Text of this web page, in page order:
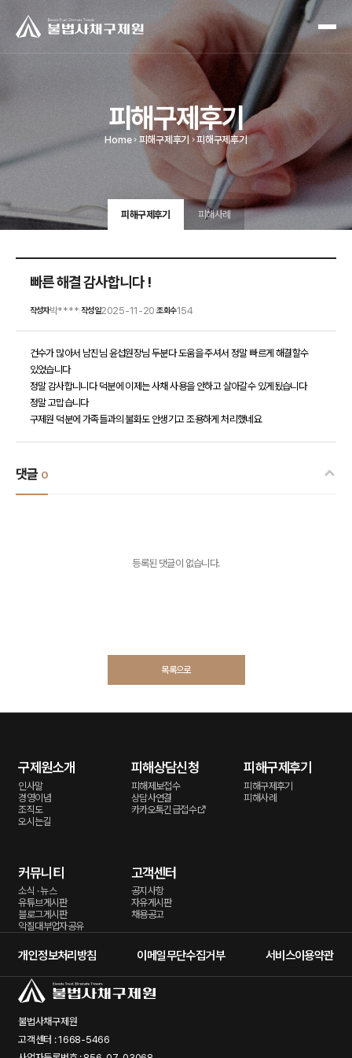
피해구제후기
Home 피해구제후기 피해구제후기
피해구제후기 피해사례
빠른 해결 감사합니다 !
작성자박**** 작성일2025-11-20 |조회수154
건수가 많아서 남진님 윤섭원장님 두분다 도움을 주셔서 정말 빠르게 해결할수
있었습니다
정말 감사합니니다 덕분에 이제는 사채 사용을 안하고 살아갈수 있게됬습니다
정말 고맙습니다
구제원 덕분에 가족들과의 불화도 안생기고 조용하게 처리했네요
댓글 0
등록된 댓글이 없습니다.
목록으로
구제원소개
인사말
경영이념
조직도
오시는길
피해상담신청
피해제보접수
상담사연결
카카오톡긴급접수
피해구제후기
피해구제후기
피해사례
커뮤니티
소식 · 뉴스
유튜브게시판
블로그게시판
악질대부업자공유
고객센터
공지사항
자유게시판
채용공고
개인정보처리방침 이메일무단수집거부 서비스이용약관
불법사채구제원
고객센터 : 1668-5466